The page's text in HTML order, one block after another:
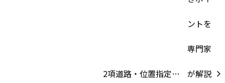
2項道路・位置指定…